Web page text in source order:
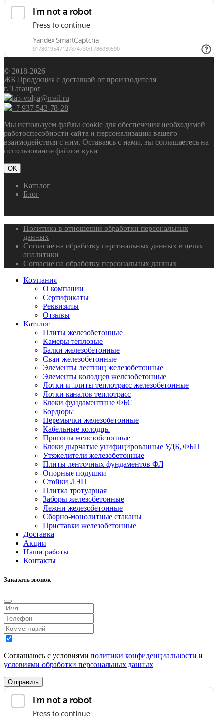
© 2018-2026
ЖБ Продукция с доставкой от производителя
г. Таганрог
lab-volga@mail.ru
+7 937-542-78-28
Мы используем файлы cookie для обеспечения необходимой
работоспособности сайта и персонализации вашего
взаимодействия с ним. Оставаясь с нами, вы соглашаетесь на
использование файлов куки
OK
Каталог
Блог
Политика в отношении обработки персональных
данных
Согласие на обработку персональных данных в целях
аналитики
Согласие на обработку персональных данных
Компания
О компании
Сертификаты
Реквизиты
Отзывы
Каталог
Плиты железобетонные
Камеры тепловые
Балки железобетонные
Сваи железобетонные
Элементы лестниц железобетонные
Элементы колодцев железобетонные
Лотки и плиты теплотрасс железобетонные
Лотки каналов теплотрасс
Блоки фундаментные ФБС
Бордюры
Перемычки железобетонные
Кабельные колодцы
Прогоны железобетонные
Блоки дырчатые унифицированные УДБ, ФБП
Утяжелители железобетонные
Плиты ленточных фундаментов ФЛ
Опорные подушки
Стойки ЛЭП
Плитка тротуарная
Заборы железобетонные
Лежни железобетонные
Сборно-монолитные стаканы
Приставки железобетонные
Доставка
Акции
Наши работы
Контакты
Заказать звонок
Соглашаюсь с условиями политики конфиденциальности и
условиями обработки персональных данных
Отправить